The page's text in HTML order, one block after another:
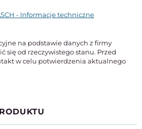
- Informacje techniczne
na podstawie danych z firmy
się od rzeczywistego stanu. Przed
w celu potwierdzenia aktualnego